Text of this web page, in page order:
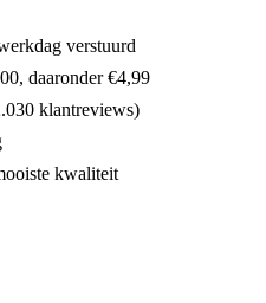
verstuurd
daaronder €4,99
klantreviews)
kwaliteit